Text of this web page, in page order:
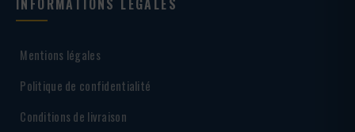
INFORMATIONS LÉGALES
Mentions légales
Politique de confidentialité
Conditions de livraison